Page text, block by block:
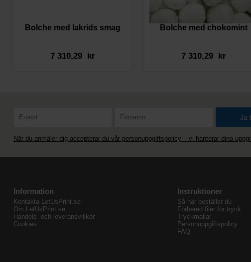
Bolche med lakrids smag
7 310,29 kr
Bolche med chokomint
7 310,29 kr
När du anmäler dig accepterar du vår personuppgiftspolicy – vi hanterar dina
Information
Kontakta LetUsPrint.se
Om LetUsPrint.se
Handels- och leveransvillkor
Cookies
Instruktioner
Så här beställer du
Förbered filer för tryck
Tryckmallar
Personuppgiftspolicy
FAQ